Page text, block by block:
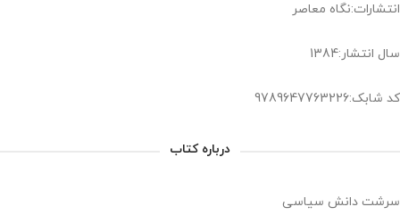
انتشارات:نگاه معاصر
سال انتشار:1384
کد شابک:9789647763226
درباره کتاب
سرشت دانش سیاسی